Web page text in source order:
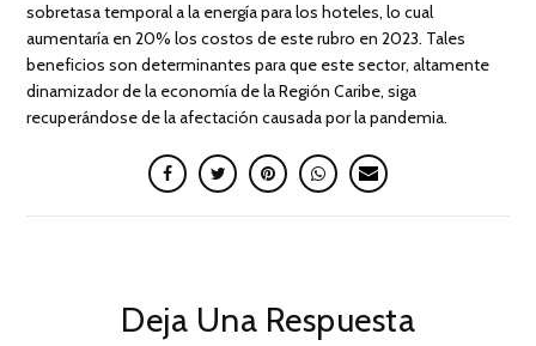
sobretasa temporal a la energía para los hoteles, lo cual
aumentaría en 20% los costos de este rubro en 2023. Tales
beneficios son determinantes para que este sector, altamente
dinamizador de la economía de la Región Caribe, siga
recuperándose de la afectación causada por la pandemia.
Deja Una Respuesta